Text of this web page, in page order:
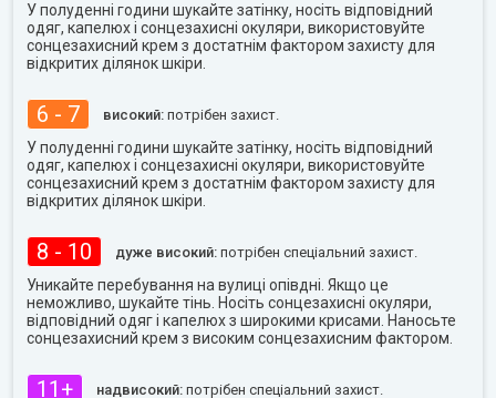
У полуденні години шукайте затінку, носіть відповідний
одяг, капелюх і сонцезахисні окуляри, використовуйте
сонцезахисний крем з достатнім фактором захисту для
відкритих ділянок шкіри.
6 - 7 високий: потрібен захист.
У полуденні години шукайте затінку, носіть відповідний
одяг, капелюх і сонцезахисні окуляри, використовуйте
сонцезахисний крем з достатнім фактором захисту для
відкритих ділянок шкіри.
8 - 10 дуже високий: потрібен спеціальний захист.
Уникайте перебування на вулиці опівдні. Якщо це
неможливо, шукайте тінь. Носіть сонцезахисні окуляри,
відповідний одяг і капелюх з широкими крисами. Наносьте
сонцезахисний крем з високим сонцезахисним фактором.
11+ надвисокий: потрібен спеціальний захист.